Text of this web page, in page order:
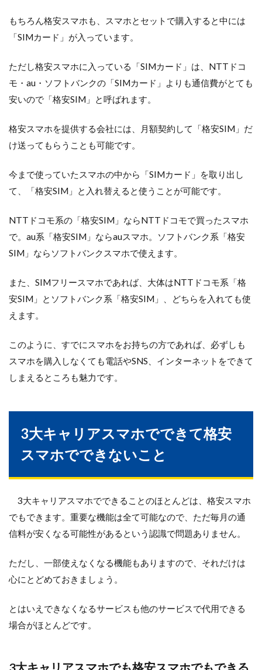
もちろん格安スマホも、スマホとセットで購入すると中には
「SIMカード」が入っています。
ただし格安スマホに入っている「SIMカード」は、NTTドコ
モ・au・ソフトバンクの「SIMカード」よりも通信費がとても
安いので「格安SIM」と呼ばれます。
格安スマホを提供する会社には、月額契約して「格安SIM」だ
け送ってもらうことも可能です。
今まで使っていたスマホの中から「SIMカード」を取り出し
て、「格安SIM」と入れ替えると使うことが可能です。
NTTドコモ系の「格安SIM」ならNTTドコモで買ったスマホ
で。au系「格安SIM」ならauスマホ。ソフトバンク系「格安
SIM」ならソフトバンクスマホで使えます。
また、SIMフリースマホであれば、大体はNTTドコモ系「格
安SIM」とソフトバンク系「格安SIM」、どちらを入れても使
えます。
このように、すでにスマホをお持ちの方であれば、必ずしも
スマホを購入しなくても電話やSNS、インターネットをできて
しまえるところも魅力です。
3大キャリアスマホでできて格安
スマホでできないこと
3大キャリアスマホでできることのほとんどは、格安スマホ
でもできます。重要な機能は全て可能なので、ただ毎月の通
信料が安くなる可能性があるという認識で問題ありません。
ただし、一部使えなくなる機能もありますので、それだけは
心にとどめておきましょう。
とはいえできなくなるサービスも他のサービスで代用できる
場合がほとんどです。
3大キャリアスマホでも格安スマホでもできる